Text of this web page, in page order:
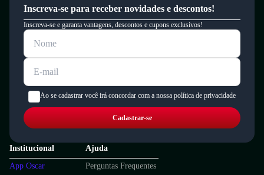
Inscreva-se para receber novidades e descontos!
Inscreva-se e garanta vantagens, descontos e cupons exclusivos!
Ao se cadastrar você irá concordar com a nossa política de privacidade
Cadastrar-se
Institucional
App Oscar
Ajuda
Perguntas Frequentes